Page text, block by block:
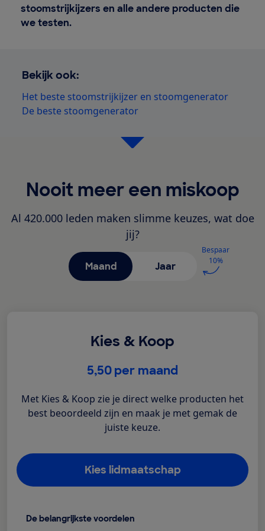
stoomstrijkijzers en alle andere producten die
we testen.
Bekijk ook:
Het beste stoomstrijkijzer en stoomgenerator
De beste stoomgenerator
Nooit meer een miskoop
Al 420.000 leden maken slimme keuzes, wat doe
jij?
Maand Jaar
Bespaar
10%
Kies & Koop
€
5,50per maand
Met Kies & Koop zie je direct welke producten het
best beoordeeld zijn en maak je met gemak de
juiste keuze.
Kies lidmaatschap
De belangrijkste voordelen